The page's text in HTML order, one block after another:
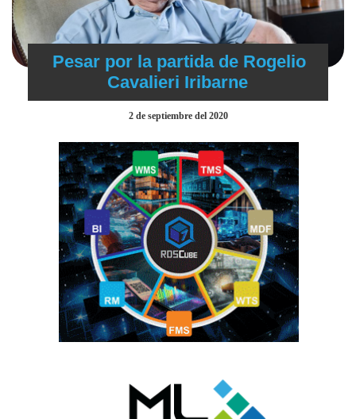
Pesar por la partida de Rogelio
Cavalieri Iribarne
2 de septiembre del 2020